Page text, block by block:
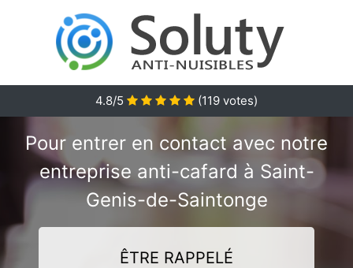
4.8/5 (119 votes)
Pour entrer en contact avec notre
entreprise anti-cafard à Saint-
Genis-de-Saintonge
ÊTRE RAPPELÉ